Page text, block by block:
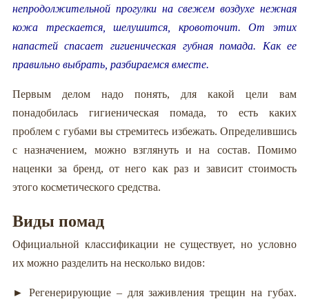
непродолжительной прогулки на свежем воздухе нежная
кожа трескается, шелушится, кровоточит. От этих
напастей спасает гигиеническая губная помада. Как ее
правильно выбрать, разбираемся вместе.
Первым делом надо понять, для какой цели вам
понадобилась гигиеническая помада, то есть каких
проблем с губами вы стремитесь избежать. Определившись
с назначением, можно взглянуть и на состав. Помимо
наценки за бренд, от него как раз и зависит стоимость
этого косметического средства.
Виды помад
Официальной классификации не существует, но условно
их можно разделить на несколько видов:
► Регенерирующие – для заживления трещин на губах.